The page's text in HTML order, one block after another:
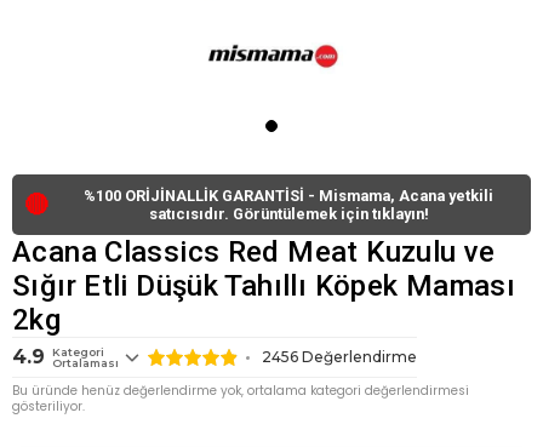
🔴
%100 ORİJİNALLİK GARANTİSİ - Mismama, Acana yetkili
satıcısıdır. Görüntülemek için tıklayın!
Acana Classics Red Meat Kuzulu ve
Sığır Etli Düşük Tahıllı Köpek Maması
2kg
4.9
Kategori
Ortalaması
2456 Değerlendirme
Bu üründe henüz değerlendirme yok, ortalama kategori değerlendirmesi
gösteriliyor.